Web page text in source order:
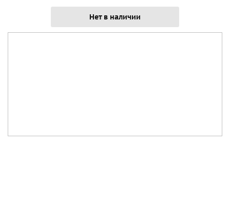
Нет в наличии